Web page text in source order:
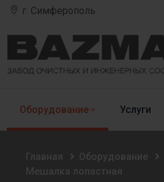
г. Симферополь
Оборудование Услуги
Главная Оборудование
Мешалка лопастная